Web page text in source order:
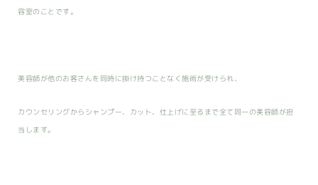
容室のことです。
美容師が他のお客さんを同時に掛け持つことなく施術が受けられ、
カウンセリングからシャンプー、カット、仕上げに至るまで全て同一の美容師が担
当します。